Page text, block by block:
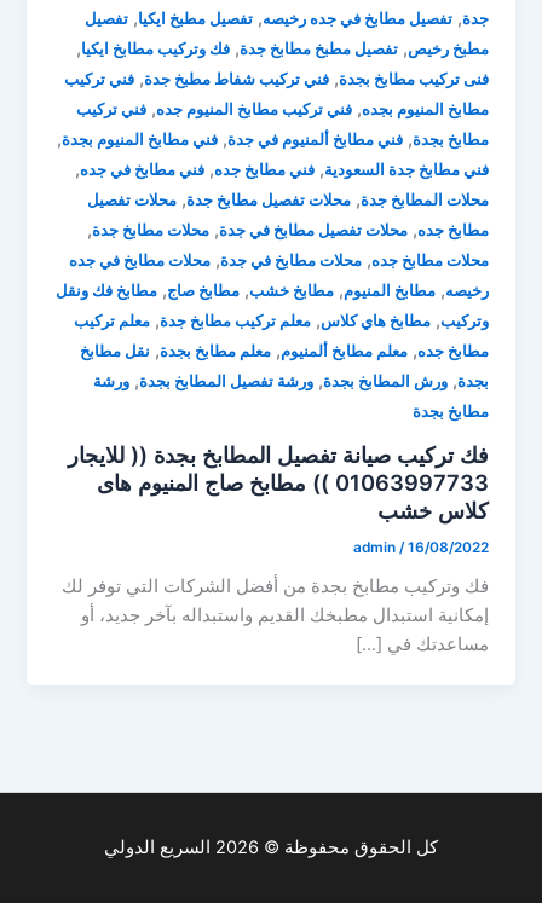
جدة,تفصيل مطابخ في جده رخيصه,تفصيل مطبخ ايكيا,تفصيل
مطبخ رخيص,تفصيل مطبخ مطابخ جدة,فك وتركيب مطابخ ايكيا,
فنى تركيب مطابخ بجدة,فني تركيب شفاط مطبخ جدة,فني تركيب
مطابخ المنيوم بجده,فني تركيب مطابخ المنيوم جده,فني تركيب
مطابخ بجدة,فني مطابخ ألمنيوم في جدة,فني مطابخ المنيوم بجدة,
فني مطابخ جدة السعودية,فني مطابخ جده,فني مطابخ في جده,
محلات المطابخ جدة,محلات تفصيل مطابخ جدة,محلات تفصيل
مطابخ جده,محلات تفصيل مطابخ في جدة,محلات مطابخ جدة,
محلات مطابخ جده,محلات مطابخ في جدة,محلات مطابخ في جده
رخيصه,مطابخ المنيوم,مطابخ خشب,مطابخ صاج,مطابخ فك ونقل
وتركيب,مطابخ هاي كلاس,معلم تركيب مطابخ جدة,معلم تركيب
مطابخ جده,معلم مطابخ ألمنيوم,معلم مطابخ بجدة, نقل مطابخ
بجدة,ورش المطابخ بجدة,ورشة تفصيل المطابخ بجدة,ورشة
مطابخ بجدة
فك تركيب صيانة تفصيل المطابخ بجدة (( للايجار
01063997733 )) مطابخ صاج المنيوم هاى
كلاس خشب
admin /16/08/2022
فك وتركيب مطابخ بجدة من أفضل الشركات التي توفر لك
إمكانية استبدال مطبخك القديم واستبداله بآخر جديد، أو
مساعدتك في […]
كل الحقوق محفوظة © 2026 السريع الدولي